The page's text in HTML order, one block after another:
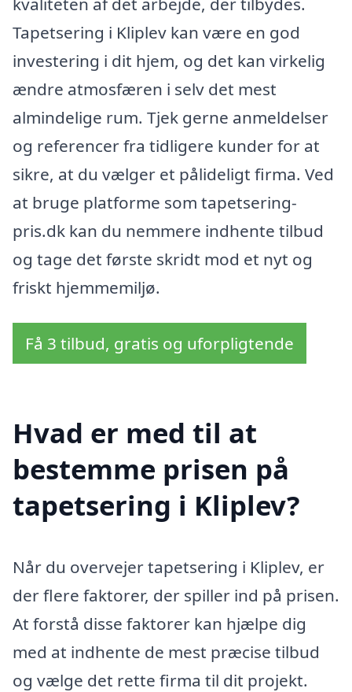
Tapetsering i Kliplev kan være en god
investering i dit hjem, og det kan virkelig
ændre atmosfæren i selv det mest
almindelige rum. Tjek gerne anmeldelser
og referencer fra tidligere kunder for at
sikre, at du vælger et pålideligt firma. Ved
at bruge platforme som tapetsering-
pris.dk kan du nemmere indhente tilbud
og tage det første skridt mod et nyt og
friskt hjemmemiljø.
Få 3 tilbud, gratis og uforpligtende
Hvad er med til at
bestemme prisen på
tapetsering i Kliplev?
Når du overvejer tapetsering i Kliplev, er
der flere faktorer, der spiller ind på prisen.
At forstå disse faktorer kan hjælpe dig
med at indhente de mest præcise tilbud
og vælge det rette firma til dit projekt.